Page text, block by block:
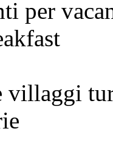
per
villaggi